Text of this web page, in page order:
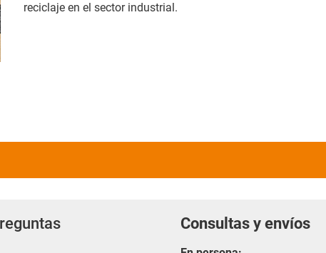
reciclaje en el sector industrial.
Consultas y envíos